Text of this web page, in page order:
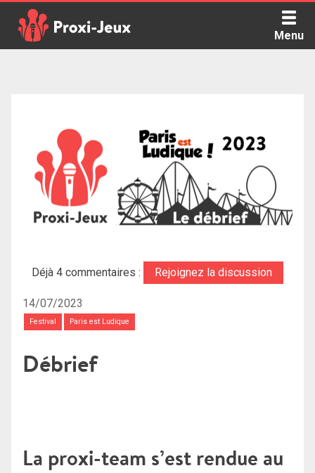
content
Menu
Déjà 4 commentaires : Rejoignez la discussion
14/07/2023
Festival Paris est Ludique
Débrief
La proxi-team s’est rendue au